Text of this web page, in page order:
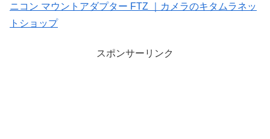
ニコン マウントアダプター FTZ ｜カメラのキタムラネッ
トショップ
スポンサーリンク